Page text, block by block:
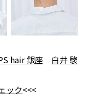
hair 銀座 白井 駿
ック<<<